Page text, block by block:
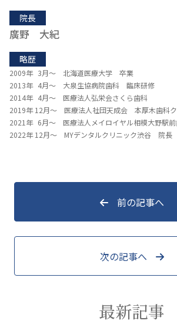
院長
廣野 大紀
略歴
2009年 3月～ 北海道医療大学 卒業
2013年 4月～ 大泉生協病院歯科 臨床研修
2014年 4月～ 医療法人弘栄会さくら歯科
2019年 12月～ 医療法人社団天成会 本厚木歯科
2021年 6月～ 医療法人メイロイヤル相模大野駅前
2022年 12月～ MYデンタルクリニック渋谷 院長
前の記事へ
次の記事へ
最新記事